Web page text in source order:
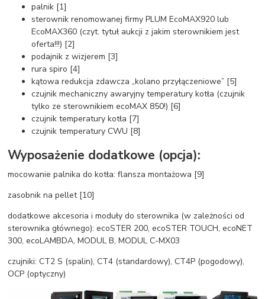
palnik [1]
sterownik renomowanej firmy PLUM EcoMAX920 lub
EcoMAX360 (czyt. tytuł aukcji z jakim sterownikiem jest
oferta!!!) [2]
podajnik z wizjerem [3]
rura spiro [4]
kątowa redukcja zdawcza „kolano przyłączeniowe” [5]
czujnik mechaniczny awaryjny temperatury kotła (czujnik
tylko ze sterownikiem ecoMAX 850!) [6]
czujnik temperatury kotła [7]
czujnik temperatury CWU [8]
Wyposażenie dodatkowe (opcja):
mocowanie palnika do kotła: flansza montażowa [9]
zasobnik na pellet [10]
dodatkowe akcesoria i moduły do sterownika (w zależności od
sterownika głównego): ecoSTER 200, ecoSTER TOUCH, ecoNET
300, ecoLAMBDA, MODUL B, MODUL C-MX03
czujniki: CT2 S (spalin), CT4 (standardowy), CT4P (pogodowy),
OCP (optyczny)